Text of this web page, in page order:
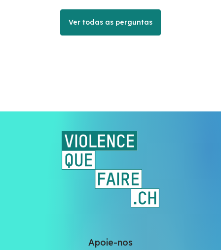
Ver todas as perguntas
Apoie-nos